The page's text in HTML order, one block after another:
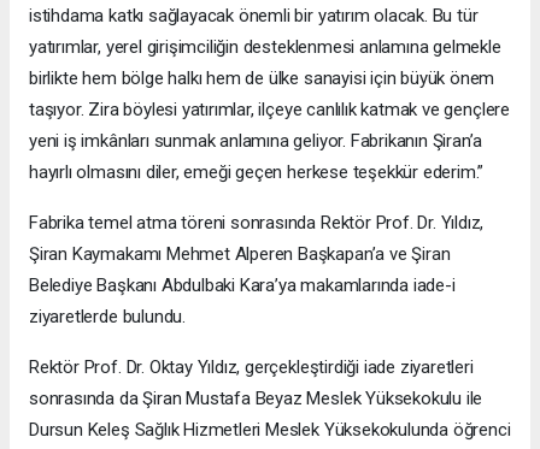
istihdama katkı sağlayacak önemli bir yatırım olacak. Bu tür
yatırımlar, yerel girişimciliğin desteklenmesi anlamına gelmekle
birlikte hem bölge halkı hem de ülke sanayisi için büyük önem
taşıyor. Zira böylesi yatırımlar, ilçeye canlılık katmak ve gençlere
yeni iş imkânları sunmak anlamına geliyor. Fabrikanın Şiran’a
hayırlı olmasını diler, emeği geçen herkese teşekkür ederim.”
Fabrika temel atma töreni sonrasında Rektör Prof. Dr. Yıldız,
Şiran Kaymakamı Mehmet Alperen Başkapan’a ve Şiran
Belediye Başkanı Abdulbaki Kara’ya makamlarında iade-i
ziyaretlerde bulundu.
Rektör Prof. Dr. Oktay Yıldız, gerçekleştirdiği iade ziyaretleri
sonrasında da Şiran Mustafa Beyaz Meslek Yüksekokulu ile
Dursun Keleş Sağlık Hizmetleri Meslek Yüksekokulunda öğrenci